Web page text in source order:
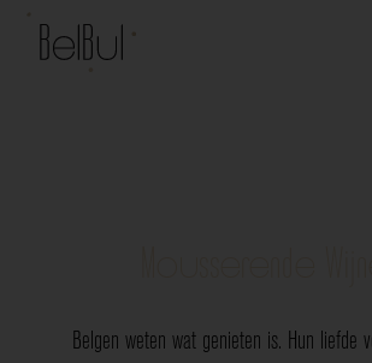
Belgen weten wat genieten is. Hun liefde